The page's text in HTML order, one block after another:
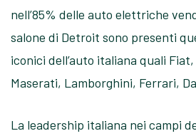
nell’85% delle auto elettriche
salone di Detroit sono presenti
iconici dell’auto italiana quali
Maserati, Lamborghini, Ferrari,
La leadership italiana nei campi